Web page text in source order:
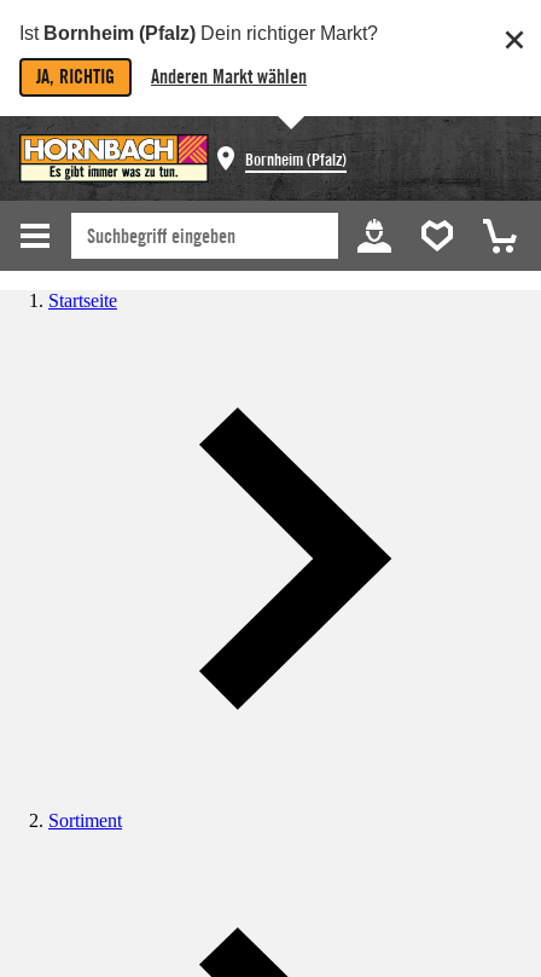
Ist Bornheim (Pfalz) Dein richtiger Markt?
JA, RICHTIG Anderen Markt wählen
Bornheim (Pfalz)
Startseite
Sortiment